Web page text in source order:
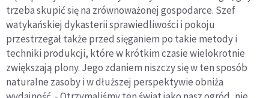
trzeba skupić się na zrównoważonej gospodarce. Szef
watykańskiej dykasterii sprawiedliwości i pokoju
przestrzegał także przed sięganiem po takie metody i
techniki produkcji, które w krótkim czasie wielokrotnie
zwiększają plony. Jego zdaniem niszczy się w ten sposób
naturalne zasoby i w dłuższej perspektywie obniża